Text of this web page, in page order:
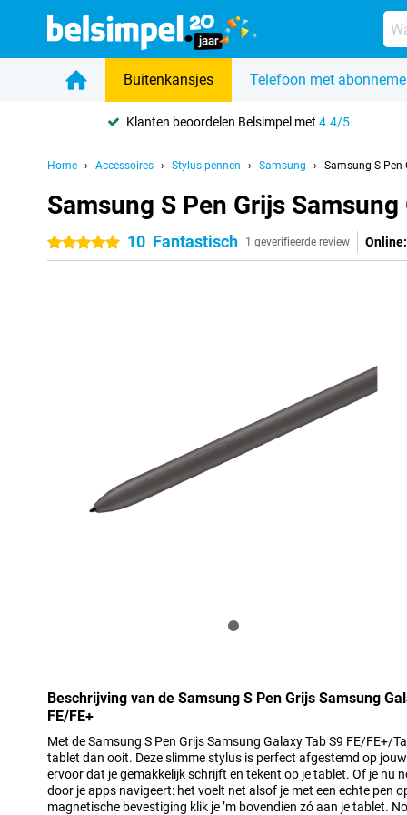
Buitenkansjes Telefoon met
Klanten beoordelen Belsimpel met4.4/5
Home Accessoires Stylus pennen Samsung Samsung S Pen
Samsung S Pen Grijs Samsung
5 sterren10 Fantastisch 1 geverifieerde review Online:
Beschrijving van de Samsung S Pen Grijs Samsung
FE/FE+
Met de Samsung S Pen Grijs Samsung Galaxy Tab S9 FE/FE+/
tablet dan ooit. Deze slimme stylus is perfect afgestemd op
ervoor dat je gemakkelijk schrijft en tekent op je tablet. Of je nu
door je apps navigeert: het voelt net alsof je met een echte pen
magnetische bevestiging klik je ’m bovendien zó aan je tablet.